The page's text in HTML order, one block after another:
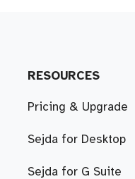
RESOURCES
Pricing & Upgrade
Sejda for Desktop
Sejda for G Suite